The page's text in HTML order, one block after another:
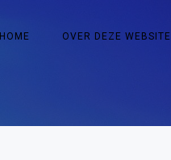
HOME OVER DEZE WEBSITE